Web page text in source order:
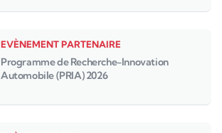
EVÈNEMENT PARTENAIRE
Programme de Recherche-Innovation
Automobile (PRIA) 2026